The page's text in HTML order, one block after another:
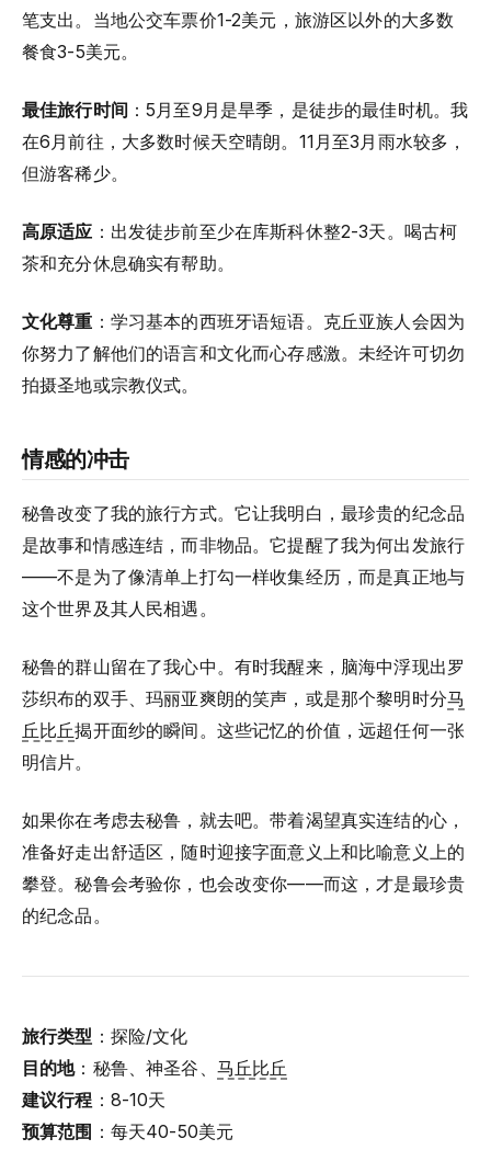
笔支出。当地公交车票价1-2美元，旅游区以外的大多数
餐食3-5美元。
最佳旅行时间 ：5月至9月是旱季，是徒步的最佳时机。我
在6月前往，大多数时候天空晴朗。11月至3月雨水较多，
但游客稀少。
高原适应 ：出发徒步前至少在库斯科休整2-3天。喝古柯
茶和充分休息确实有帮助。
文化尊重 ：学习基本的西班牙语短语。克丘亚族人会因为
你努力了解他们的语言和文化而心存感激。未经许可切勿
拍摄圣地或宗教仪式。
情感的冲击
秘鲁改变了我的旅行方式。它让我明白，最珍贵的纪念品
是故事和情感连结，而非物品。它提醒了我为何出发旅行
——不是为了像清单上打勾一样收集经历，而是真正地与
这个世界及其人民相遇。
秘鲁的群山留在了我心中。有时我醒来，脑海中浮现出罗
莎织布的双手、玛丽亚爽朗的笑声，或是那个黎明时分马
丘比丘揭开面纱的瞬间。这些记忆的价值，远超任何一张
明信片。
如果你在考虑去秘鲁，就去吧。带着渴望真实连结的心，
准备好走出舒适区，随时迎接字面意义上和比喻意义上的
攀登。秘鲁会考验你，也会改变你——而这，才是最珍贵
的纪念品。
旅行类型 ：探险/文化
目的地：秘鲁、神圣谷、 马丘比丘
建议行程 ：8-10天
预算范围 ：每天40-50美元